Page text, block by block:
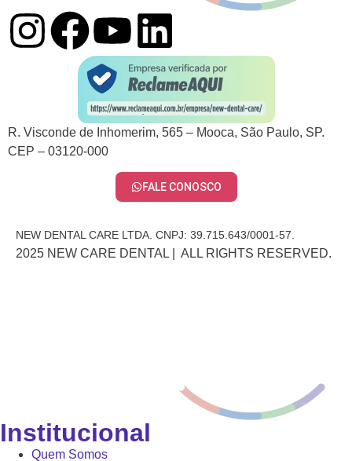
R. Visconde de Inhomerim, 565 – Mooca, São Paulo, SP.
CEP – 03120-000
FALE CONOSCO
NEW DENTAL CARE LTDA. CNPJ: 39.715.643/0001-57.
2025 NEW CARE DENTAL | ALL RIGHTS RESERVED.
Institucional
Quem Somos